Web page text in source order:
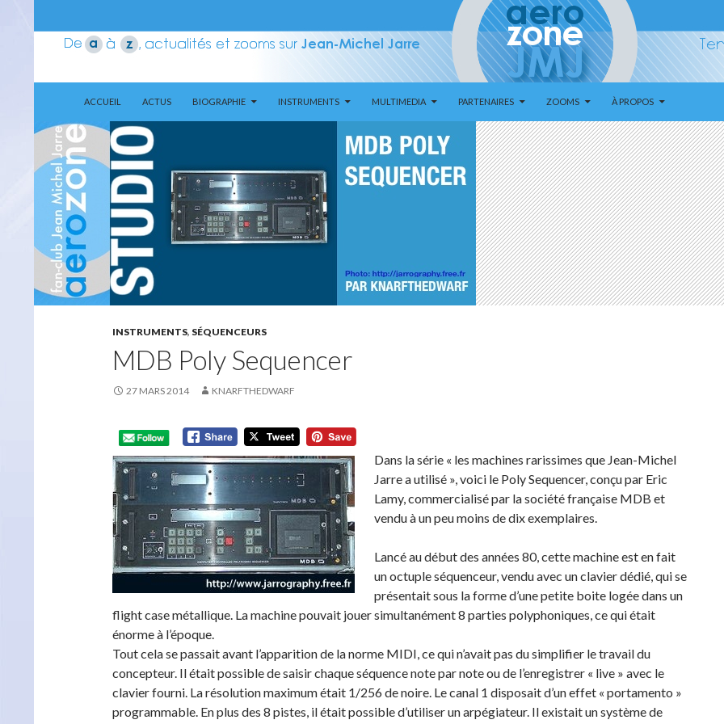
Aerozone JMJ
ACCUEIL
ACTUS BIOGRAPHIE INSTRUMENTS MULTIMEDIA PARTENAIRES ZOOMS À PROPOS
INSTRUMENTS, SÉQUENCEURS
MDB Poly Sequencer
27 MARS 2014 KNARFTHEDWARF
Dans la série « les machines rarissimes que Jean-Michel
Jarre a utilisé », voici le Poly Sequencer, conçu par Eric
Lamy, commercialisé par la société française MDB et
vendu à un peu moins de dix exemplaires.
Lancé au début des années 80, cette machine est en fait
un octuple séquenceur, vendu avec un clavier dédié, qui se
présentait sous la forme d’une petite boite logée dans un
flight case métallique. La machine pouvait jouer simultanément 8 parties polyphoniques, ce qui était
énorme à l’époque.
Tout cela se passait avant l’apparition de la norme MIDI, ce qui n’avait pas du simplifier le travail du
concepteur. Il était possible de saisir chaque séquence note par note ou de l’enregistrer « live » avec le
clavier fourni. La résolution maximum était 1/256 de noire. Le canal 1 disposait d’un effet « portamento »
programmable. En plus des 8 pistes, il était possible d’utiliser un arpégiateur. Il existait un système de